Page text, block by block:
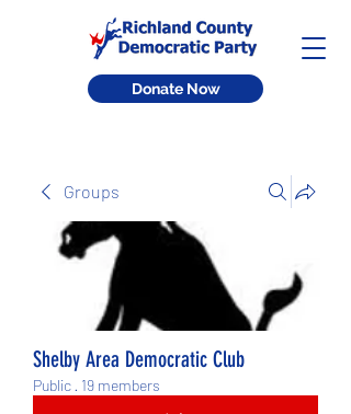
Donate Now
Groups
Shelby Area Democratic Club
Public · 19 members